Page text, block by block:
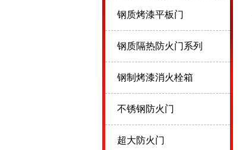
钢质烤漆平板门
钢质隔热防火门系列
钢制烤漆消火栓箱
不锈钢防火门
超大防火门